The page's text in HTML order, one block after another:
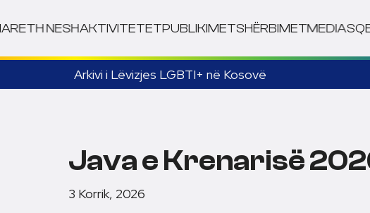
RETH NESHAKTIVITETETPUBLIKIMETSHËRBIMETMEDIASQ
Arkivi i Lëvizjes LGBTI+ në Kosovë
Java e Krenarisë
3 Korrik, 2026